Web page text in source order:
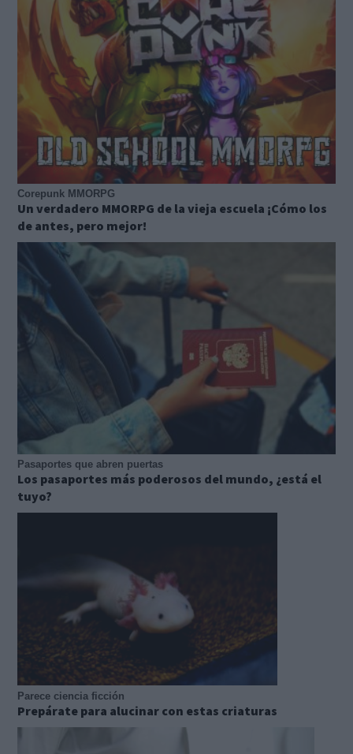
Corepunk MMORPG
Un verdadero MMORPG de la vieja escuela ¡Cómo los
de antes, pero mejor!
Pasaportes que abren puertas
Los pasaportes más poderosos del mundo, ¿está el
tuyo?
Parece ciencia ficción
Prepárate para alucinar con estas criaturas